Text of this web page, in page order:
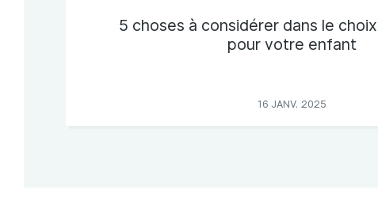
5 choses à considérer dans le
pour votre enfant
16 JANV. 2025